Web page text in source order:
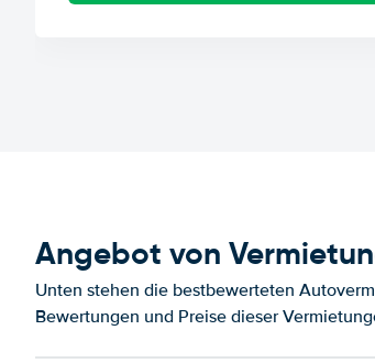
Angebot von
Unten stehen die bestbewerteten
Bewertungen und Preise dieser